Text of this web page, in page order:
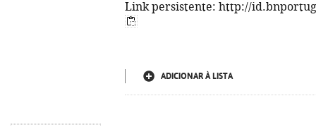
Link persistente: http://
ADICIONAR À LISTA